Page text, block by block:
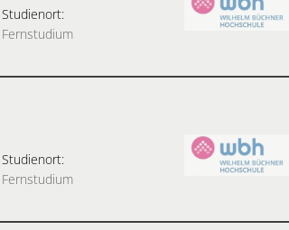
Studienort:
Fernstudium
Studienort:
Fernstudium